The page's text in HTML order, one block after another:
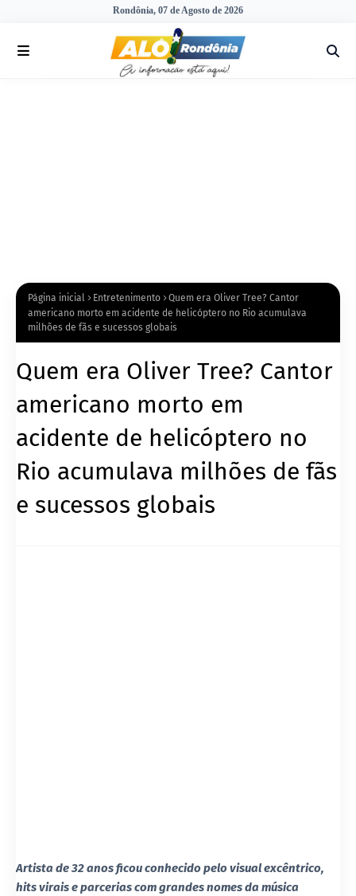
Rondônia, 07 de Agosto de 2026
Página inicial Entretenimento
Quem era Oliver Tree? Cantor
americano morto em acidente de helicóptero no Rio acumulava
milhões de fãs e sucessos globais
Quem era Oliver Tree? Cantor
americano morto em
acidente de helicóptero no
Rio acumulava milhões de fãs
e sucessos globais
Artista de 32 anos ficou conhecido pelo visual excêntrico,
hits virais e parcerias com grandes nomes da música